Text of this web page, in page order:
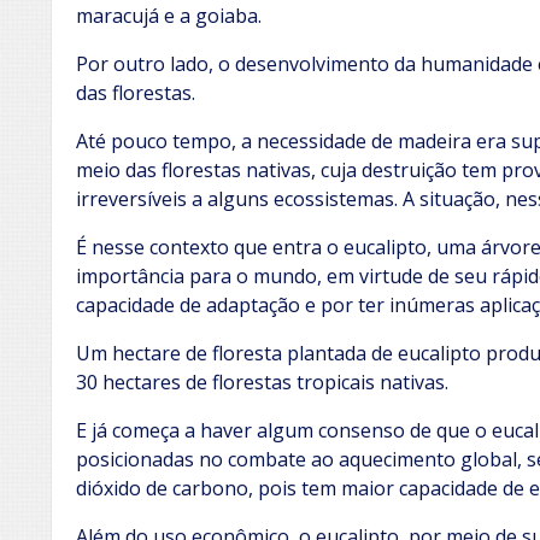
maracujá e a goiaba.
Por outro lado, o desenvolvimento da
das florestas.
Até pouco tempo, a necessidade de madeira era
meio das florestas nativas, cuja destruição tem
irreversíveis a alguns ecossistemas. A situação,
É nesse contexto que entra o eucalipto, uma
importância para o mundo, em virtude de seu
capacidade de adaptação e por ter inúmeras
Um hectare de floresta plantada de eucalipto
30 hectares de florestas tropicais nativas.
E já começa a haver algum consenso de que o
posicionadas no combate ao aquecimento global,
dióxido de carbono, pois tem maior capacidade de